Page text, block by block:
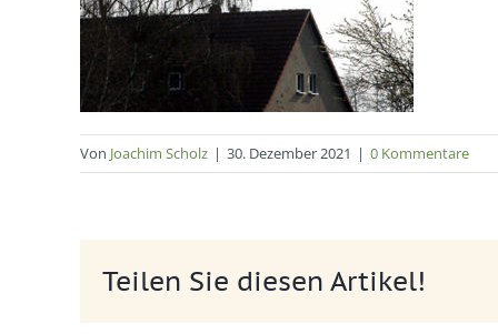
Von Joachim Scholz | 30. Dezember 2021 | 0 Kommentare
Teilen Sie diesen Artikel!